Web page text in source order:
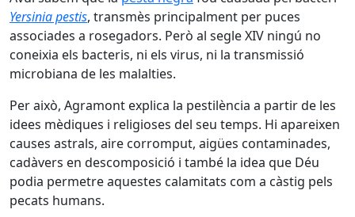
Yersinia pestis, transmès principalment per puces
associades a rosegadors. Però al segle XIV ningú no
coneixia els bacteris, ni els virus, ni la transmissió
microbiana de les malalties.
Per això, Agramont explica la pestilència a partir de les
idees mèdiques i religioses del seu temps. Hi apareixen
causes astrals, aire corromput, aigües contaminades,
cadàvers en descomposició i també la idea que Déu
podia permetre aquestes calamitats com a càstig pels
pecats humans.